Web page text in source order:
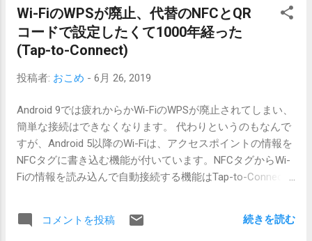
もやしてた数年前かな。 認証に使うのはRFC 2617 BASIC認
証? とかCookieとかいろいろあった時代もあるようで。
RFC 7515-7519 というのがようやく安定してきた認証方法
なのかな。この中からまずは JSON Web Token (JWT)を知
ってみよう。PKIの基礎知識が必要。OAuth やOpenID
Connect とやらもあるのであわせて後で調べる。 ABNFと
JSON作ってみた Javaで使うにはライブラリもあるのだろ
うけど、たまたま作りかけていたABNF(RFC 5234)で作って
みようと思ったらJSONの読み書きは簡単にできてしまった
のでそういうことにしておく。 ...
と秘密鍵、パスフェーズを指定 CVS/Subversionとの違い、
疑問点のまとめ Gitはどこに溜まるのか 最小単位はソース
ディレクトリの.git フォルダ内だけ 管理専用の場所は不要
チのようなものを保存場所で持つ GitHubにHTTPSで繋がら
HTTPSは無理らしい、どちらか謎。 アカウント/パスワー
ドで繋がらない 同上 というわけで
https://github.com/okomeki にいろいろと公開してみるかも
しれません。
Wi-FiのWPSが廃止、代替のNFCとQR
コードで設定したくて1000年経った
(Tap-to-Connect)
投稿者: おこめ - 6月 26, 2019
Android 9では疲れからかWi-FiのWPSが廃止されてしまい、
簡単な接続はできなくなります。 代わりというのもなんで
すが、Android 5以降のWi-Fiは、アクセスポイントの情報を
NFCタグに書き込む機能が付いています。NFCタグからWi-
Fiの情報を読み込んで自動接続する機能はTap-to-Connect
うに接続を簡単にするために作られたようで、WPS、
WPS+番号、の次みたいな位置づけです。 で、早速Tap-to-
コメントを投稿 続きを読む